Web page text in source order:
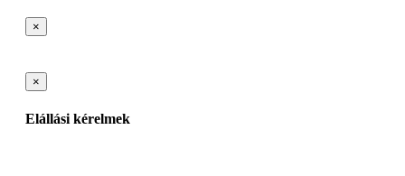
×
×
Elállási kérelmek